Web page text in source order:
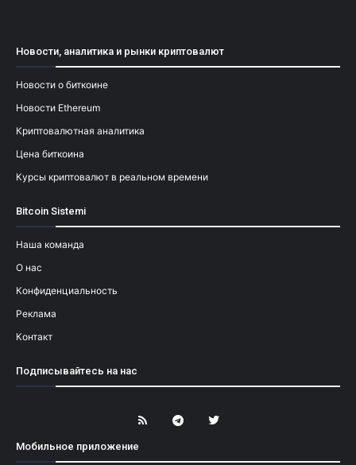
Новости, аналитика и рынки криптовалют
Новости о биткоине
Новости Ethereum
Криптовалютная аналитика
Цена биткоина
Курсы криптовалют в реальном времени
Bitcoin Sistemi
Наша команда
О нас
Конфиденциальность
Реклама
Контакт
Подписывайтесь на нас
Мобильное приложение